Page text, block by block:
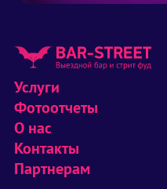
Услуги
Фотоотчеты
О нас
Контакты
Партнерам